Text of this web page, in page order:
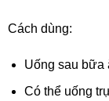
Cách dùng:
Uống sau bữa
Có thể uống